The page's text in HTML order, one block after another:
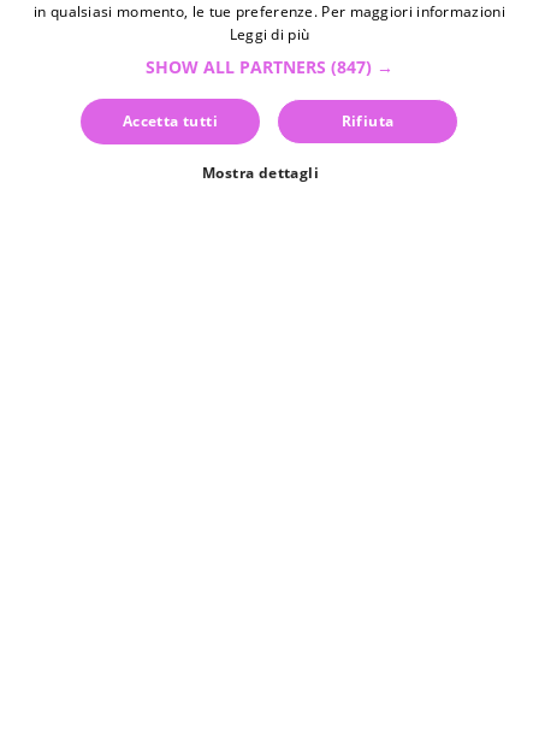
© 2026 Copyright GATE S.r.l - Via G. Cacciò 5 - 57034
REA 218935 - Iscritta al registro regionale Agenzie di Viaggio e
Turismo al n°1012 del 17/09/21.
in qualsiasi momento, le tue preferenze. Per maggiori informazioni
Leggi di più
SHOW ALL PARTNERS (847) →
Accetta tutti Rifiuta
Mostra dettagli